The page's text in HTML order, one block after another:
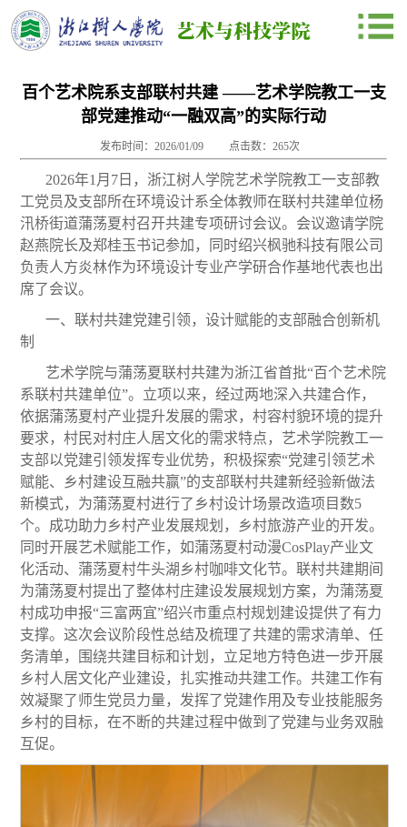
百个艺术院系支部联村共建 ——艺术学院教工一支
部党建推动“一融双高”的实际行动
发布时间：2026/01/09 点击数： 265次
2026年1月7日，浙江树人学院艺术学院教工一支部教
工党员及支部所在环境设计系全体教师在联村共建单位杨
汛桥街道蒲荡夏村召开共建专项研讨会议。会议邀请学院
赵燕院长及郑桂玉书记参加，同时绍兴枫驰科技有限公司
负责人方炎林作为环境设计专业产学研合作基地代表也出
席了会议。
一、联村共建党建引领，设计赋能的支部融合创新机
制
艺术学院与蒲荡夏联村共建为浙江省首批“百个艺术院
系联村共建单位”。立项以来，经过两地深入共建合作，
依据蒲荡夏村产业提升发展的需求，村容村貌环境的提升
要求，村民对村庄人居文化的需求特点，艺术学院教工一
支部以党建引领发挥专业优势，积极探索“党建引领艺术
赋能、乡村建设互融共赢”的支部联村共建新经验新做法
新模式，为蒲荡夏村进行了乡村设计场景改造项目数5
个。成功助力乡村产业发展规划，乡村旅游产业的开发。
同时开展艺术赋能工作，如蒲荡夏村动漫CosPlay产业文
化活动、蒲荡夏村牛头湖乡村咖啡文化节。联村共建期间
为蒲荡夏村提出了整体村庄建设发展规划方案，为蒲荡夏
村成功申报“三富两宜”绍兴市重点村规划建设提供了有力
支撑。这次会议阶段性总结及梳理了共建的需求清单、任
务清单，围绕共建目标和计划，立足地方特色进一步开展
乡村人居文化产业建设，扎实推动共建工作。共建工作有
效凝聚了师生党员力量，发挥了党建作用及专业技能服务
乡村的目标，在不断的共建过程中做到了党建与业务双融
互促。